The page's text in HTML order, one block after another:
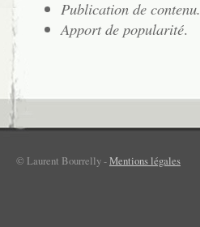
Publication de contenu.
Apport de popularité.
© Laurent Bourrelly -Mentions légales